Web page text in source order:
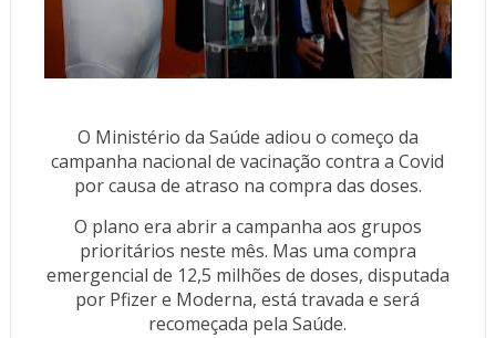
O Ministério da Saúde adiou o começo da
campanha nacional de vacinação contra a Covid
por causa de atraso na compra das doses.
O plano era abrir a campanha aos grupos
prioritários neste mês. Mas uma compra
emergencial de 12,5 milhões de doses, disputada
por Pfizer e Moderna, está travada e será
recomeçada pela Saúde.